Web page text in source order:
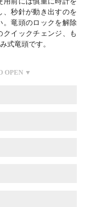
、秒針が動き出すのを
。竜頭のロックを解除
イックチェンジ、も
式竜頭です。